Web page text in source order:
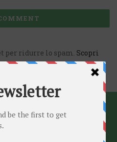
per ridurre lo spam. Scopri
derivati dai commenti.